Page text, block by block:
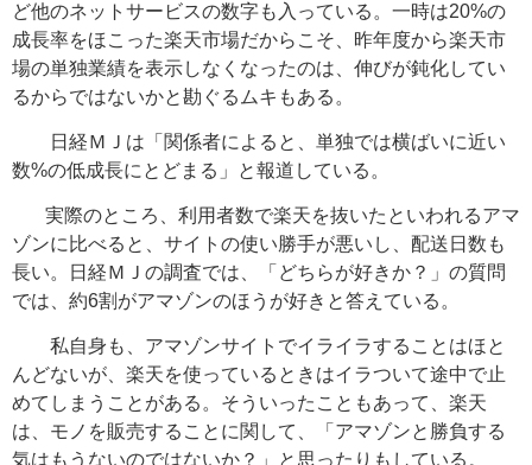
ど他のネットサービスの数字も入っている。一時は20%の
成長率をほこった楽天市場だからこそ、昨年度から楽天市
場の単独業績を表示しなくなったのは、伸びが鈍化してい
るからではないかと勘ぐるムキもある。
日経ＭＪは「関係者によると、単独では横ばいに近い
数%の低成長にとどまる」と報道している。
実際のところ、 利用者数で楽天を抜いたといわれるアマ
ゾンに比べると、サイトの使い勝手が悪いし、配送日数も
長い。日経ＭＪの調査では、「どちらが好きか？」の質問
では、約6割がアマゾンのほうが好きと答えている。
私自身も、アマゾンサイトでイライラすることはほと
んどないが、楽天を使っているときはイラついて途中で止
めてしまうことがある。そういったこともあって、楽天
は、モノを販売することに関して、「アマゾンと勝負する
気はもうないのではないか？」と思ったりもしている。